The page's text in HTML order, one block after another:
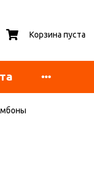
Корзина пуста